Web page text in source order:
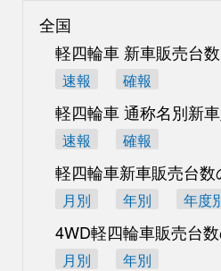
全国
軽四輪車 新車販売台数
速報 確報
軽四輪車 通称名別新
速報 確報
軽四輪車新車販売台数
月別 年別 年度
4WD軽四輪車販売台
月別 年別